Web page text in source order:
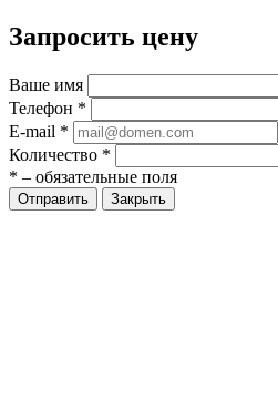
Запросить цену
Ваше имя
Телефон *
E-mail *
Количество *
* – обязательные поля
Закрыть